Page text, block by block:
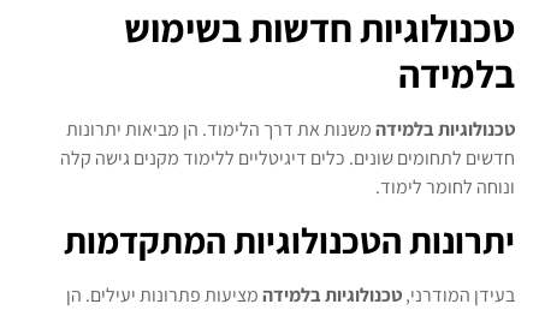
טכנולוגיות חדשות בשימוש
בלמידה
טכנולוגיות בלמידהמשנות את דרך הלימוד. הן מביאות יתרונות
חדשים לתחומים שונים. כלים דיגיטליים ללימוד מקנים גישה קלה
ונוחה לחומר לימוד.
יתרונות הטכנולוגיות המתקדמות
בעידן המודרני,טכנולוגיות בלמידהמציעות פתרונות יעילים. הן